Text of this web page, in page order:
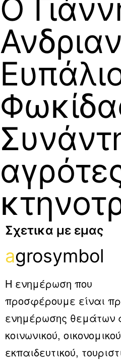
Ο
Σχετικα με εμας
agrosymbol
Η ενημέρωση που
προσφέρουμε είναι
ενημέρωσης θεμάτων
κοινωνικού,
εκπαιδευτικού,